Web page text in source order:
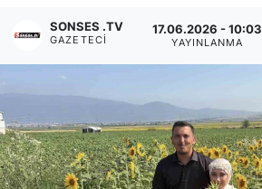
SONSES .TV
GAZETECI
17.06.2026 - 10:03
YAYINLANMA
Siyaset
YEREL HABER
Tanıtım